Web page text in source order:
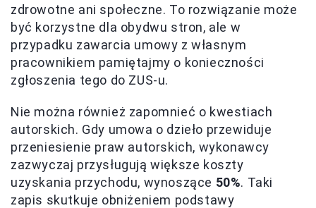
zdrowotne ani społeczne. To rozwiązanie może
być korzystne dla obydwu stron, ale w
przypadku zawarcia umowy z własnym
pracownikiem pamiętajmy o konieczności
zgłoszenia tego do ZUS-u.
Nie można również zapomnieć o kwestiach
autorskich. Gdy umowa o dzieło przewiduje
przeniesienie praw autorskich, wykonawcy
zazwyczaj przysługują większe koszty
uzyskania przychodu, wynoszące 50%. Taki
zapis skutkuje obniżeniem podstawy